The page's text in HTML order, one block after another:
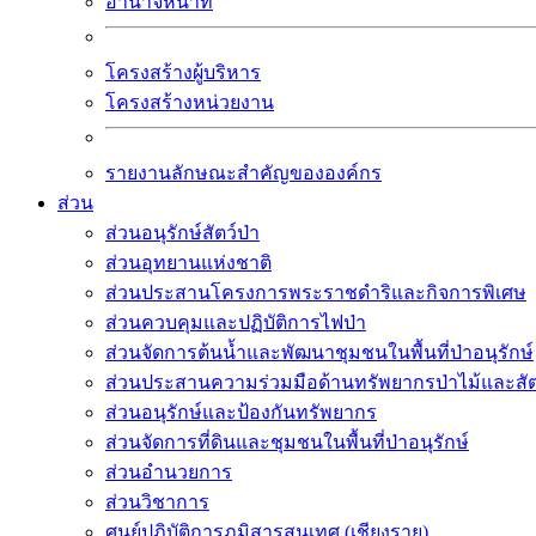
โครงสร้างผู้บริหาร
โครงสร้างหน่วยงาน
รายงานลักษณะสำคัญขององค์กร
ส่วน
ส่วนอนุรักษ์สัตว์ป่า
ส่วนอุทยานแห่งชาติ
ส่วนประสานโครงการพระราชดำริและกิจการพิเศษ
ส่วนควบคุมและปฏิบัติการไฟป่า
ส่วนจัดการต้นน้ำและพัฒนาชุมชนในพื้นที่ป่าอนุรักษ์
ส่วนประสานความร่วมมือด้านทรัพยากรป่าไม้และสั
ส่วนอนุรักษ์และป้องกันทรัพยากร
ส่วนจัดการที่ดินและชุมชนในพื้นที่ป่าอนุรักษ์
ส่วนอำนวยการ
ส่วนวิชาการ
ศูนย์ปฏิบัติการภูมิสารสนเทศ (เชียงราย)